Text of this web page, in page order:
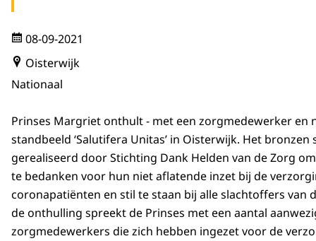
08-09-2021
Oisterwijk
Nationaal
Prinses Margriet onthult - met een zorgmedewerker en
standbeeld ‘Salutifera Unitas’ in Oisterwijk. Het bronzen
gerealiseerd door Stichting Dank Helden van de Zorg
te bedanken voor hun niet aflatende inzet bij de
coronapatiënten en stil te staan bij alle slachtoffers van
de onthulling spreekt de Prinses met een aantal
zorgmedewerkers die zich hebben ingezet voor de